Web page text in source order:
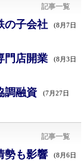
記事一覧
の子会社 (8月7日
門店開業 (8月3日
調融資 (7月27日
記事一覧
勢も影響 (8月6日